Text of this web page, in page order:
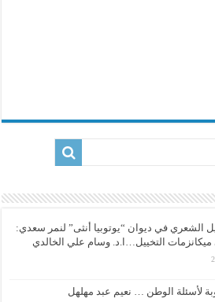
الشعري في ديوان “يوتوبيا أنثى” لنمر سعدي:
التخييل…ا.د. وسام علي الخالدي
لأسئلة الوطن … نعيم عبد مهلهل